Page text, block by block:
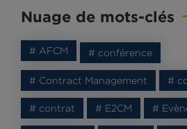
Nuage de mots-clés
# AFCM # conférence
# Contract Management #
# contrat # E2CM #